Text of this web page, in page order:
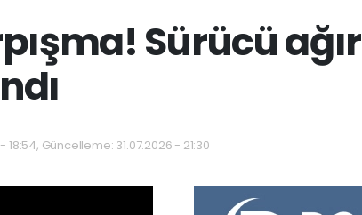
Sürücü ağır
Güncelleme: 31.07.2026 - 21:30